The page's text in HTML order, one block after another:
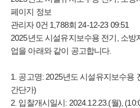
페이지 정보
관리자 0건 1,788회 24-12-23 09:51
2025년도 시설유지보수용 전기, 소
업을 아래와 같이 공고합니다.
1. 공고명: 2025년도 시설유지보수용
간단가)
2. 입찰개시일시: 2024.12.23.(월),